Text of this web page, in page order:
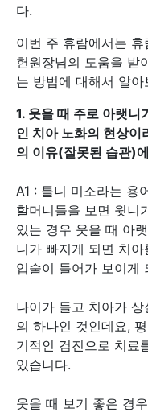
다.
이번 주 휴람에서는
헌원장님의 도움을 받
는 방법에 대해서 알아
1. 웃을 때 주로 아랫니
인 치아 노화의 현상이
의 이유(잘못된 습관)
A1 : 틀니 미소라는 용
할머니들을 보면 윗니
있는 경우 웃을 때 아
니가 빠지게 되면 치
입술이 들어가 보이게
나이가 들고 치아가
의 하나인 것인데요,
기적인 검진으로 치료
있습니다.
웃을 때 보기 좋은 경